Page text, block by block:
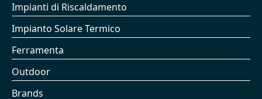
Impianti di Riscaldamento
Impianto Solare Termico
Ferramenta
Outdoor
Brands